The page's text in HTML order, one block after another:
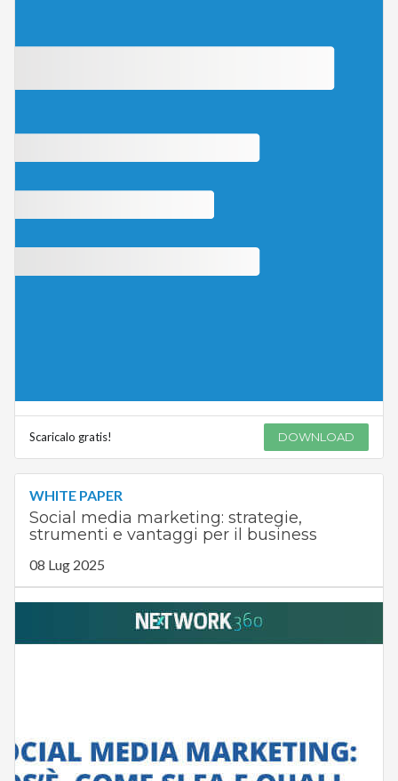
Scaricalo gratis! DOWNLOAD
WHITE PAPER
Social media marketing: strategie,
strumenti e vantaggi per il business
08 Lug 2025